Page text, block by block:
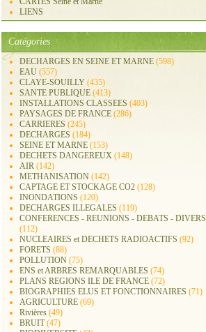
LIENS
Catégories
DECHARGES EN SEINE ET MARNE (598)
EAU (557)
CLAYE-SOUILLY (435)
SANTE PUBLIQUE (413)
INSTALLATIONS CLASSEES (403)
PAYSAGES DE FRANCE (286)
CARRIERES (245)
DECHARGES (184)
SEINE ET MARNE (153)
DECHETS DANGEREUX (148)
AIR (142)
METHANISATION (142)
CAPTAGE ET STOCKAGE CO2 (128)
INONDATIONS (120)
DECHARGES ILLEGALES (119)
CONFERENCES - REUNIONS - DEBATS - DIVERS
(112)
NUCLEAIRES et DECHETS RADIOACTIFS (92)
FORETS (88)
POLLUTION (75)
ENS et ARBRES REMARQUABLES (74)
PLANS REGIONS ILE DE FRANCE (72)
BIOGRAPHIES ELUS ET FONCTIONNAIRES (71)
AGRICULTURE (69)
Rivières (49)
BRUIT(47)